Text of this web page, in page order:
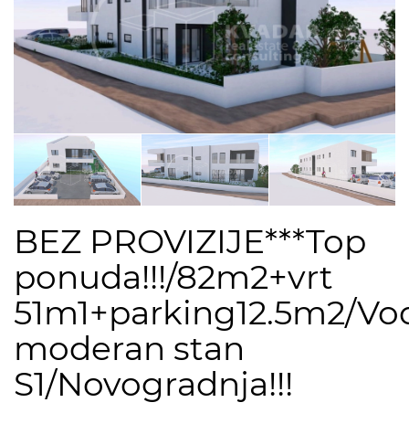
BEZ PROVIZIJE***Top
ponuda!!!/82m2+vrt
51m1+parking12.5m2/
moderan stan
S1/Novogradnja!!!